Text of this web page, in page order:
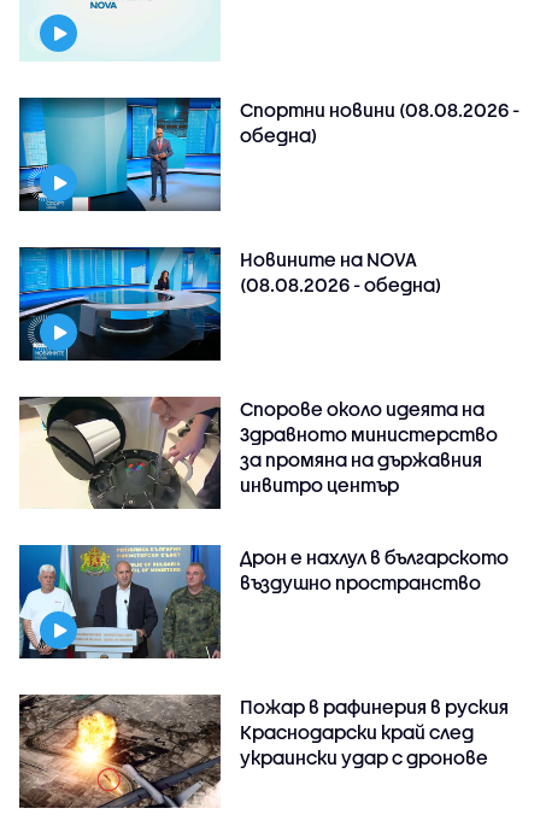
Спортни новини (08.08.2026 -
обедна)
Новините на NOVA
(08.08.2026 - обедна)
Спорове около идеята на
Здравното министерство
за промяна на държавния
инвитро център
Дрон е нахлул в българското
въздушно пространство
Пожар в рафинерия в руския
Краснодарски край след
украински удар с дронове